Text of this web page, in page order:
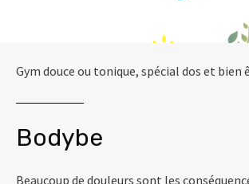
Gym douce ou tonique, spécial dos et bien
Bodybe
Beaucoup de douleurs sont les